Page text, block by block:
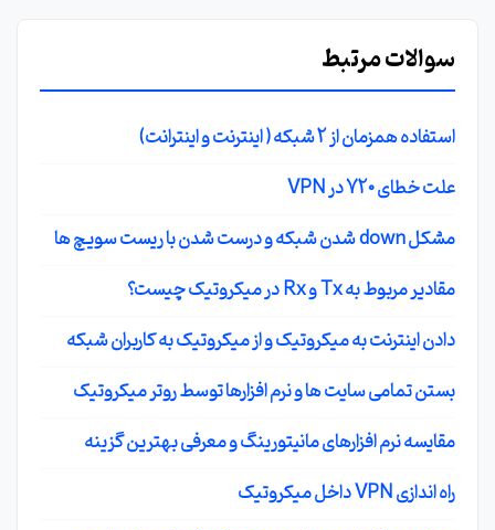
سوالات مرتبط
استفاده همزمان از 2 شبکه ( اینترنت و اینترانت)
علت خطای 720 در VPN
مشکل down شدن شبکه و درست شدن با ریست سویچ ها
مقادیر مربوط به Tx و Rx در میکروتیک چیست؟
دادن اینترنت به میکروتیک و از میکروتیک به کاربران شبکه
بستن تمامی سایت ها و نرم افزارها توسط روتر میکروتیک
مقایسه نرم افزارهای مانیتورینگ و معرفی بهترین گزینه
راه اندازی VPN داخل میکروتیک